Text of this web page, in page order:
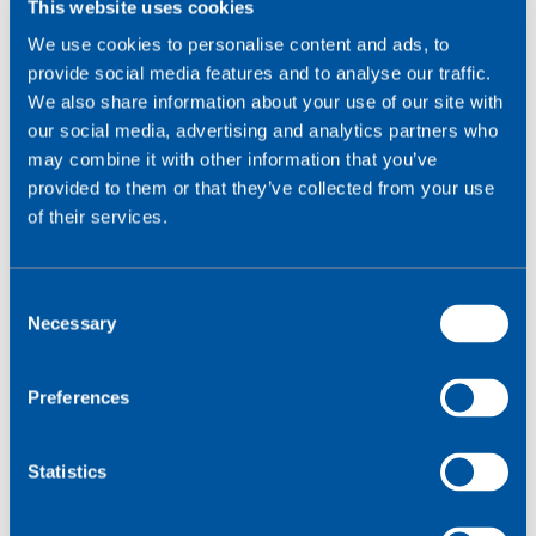
This website uses cookies
We use cookies to personalise content and ads, to
provide social media features and to analyse our traffic.
We also share information about your use of our site with
our social media, advertising and analytics partners who
may combine it with other information that you’ve
provided to them or that they’ve collected from your use
of their services.
Necessary
Preferences
Statistics
El modo de ahorro de energía (PSM) es una
función de la red LPWA que permite al dispositivo
dormir durante más tiempo que con eDRX.
La duración del periodo de PSM para un dispositivo se
413 días. Cuando está en modo PSM, el dispositivo
sigue registrado en la red, pero ya no transmite ni
recibe datos. Cualquier paquete de datos enviado al
dispositivo cuando está en PSM es almacenado por la
dispositivo sólo está activo durante un tiempo
determinado. Esta duración también se negocia con la